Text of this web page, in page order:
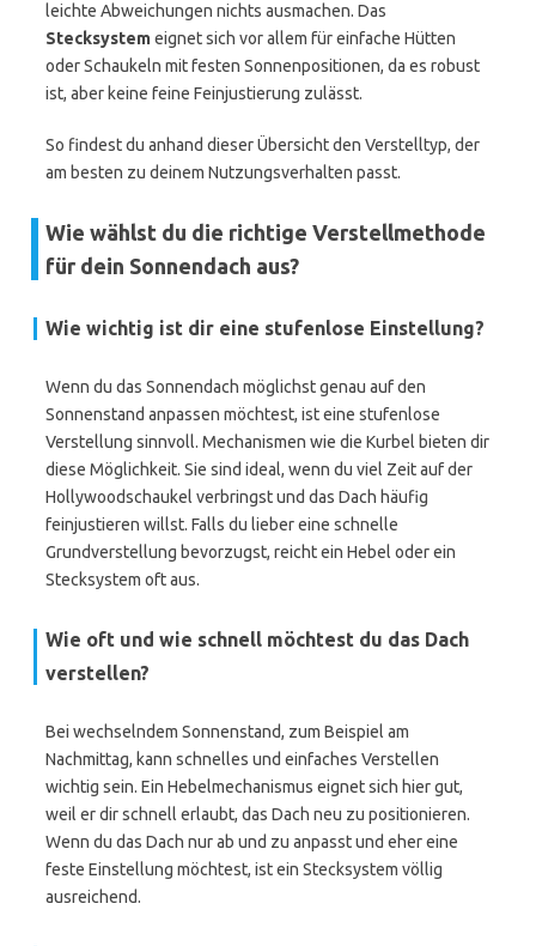
leichte Abweichungen nichts ausmachen. Das
Stecksystemeignet sich vor allem für einfache Hütten
oder Schaukeln mit festen Sonnenpositionen, da es robust
ist, aber keine feine Feinjustierung zulässt.
So findest du anhand dieser Übersicht den Verstelltyp, der
am besten zu deinem Nutzungsverhalten passt.
Wie wählst du die richtige Verstellmethode
für dein Sonnendach aus?
Wie wichtig ist dir eine stufenlose Einstellung?
Wenn du das Sonnendach möglichst genau auf den
Sonnenstand anpassen möchtest, ist eine stufenlose
Verstellung sinnvoll. Mechanismen wie die Kurbel bieten dir
diese Möglichkeit. Sie sind ideal, wenn du viel Zeit auf der
Hollywoodschaukel verbringst und das Dach häufig
feinjustieren willst. Falls du lieber eine schnelle
Grundverstellung bevorzugst, reicht ein Hebel oder ein
Stecksystem oft aus.
Wie oft und wie schnell möchtest du das Dach
verstellen?
Bei wechselndem Sonnenstand, zum Beispiel am
Nachmittag, kann schnelles und einfaches Verstellen
wichtig sein. Ein Hebelmechanismus eignet sich hier gut,
weil er dir schnell erlaubt, das Dach neu zu positionieren.
Wenn du das Dach nur ab und zu anpasst und eher eine
feste Einstellung möchtest, ist ein Stecksystem völlig
ausreichend.